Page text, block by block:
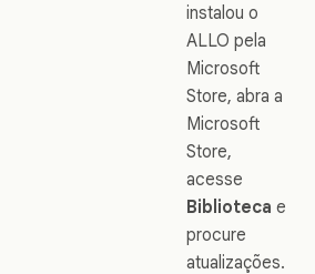
instalou o
ALLO pela
Microsoft
Store, abra a
Microsoft
Store,
acesse
Biblioteca e
procure
atualizações.